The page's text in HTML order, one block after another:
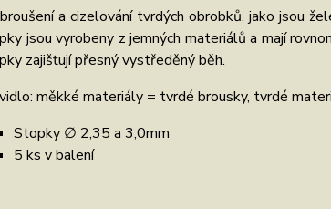
a cizelování tvrdých obrobků, jako jsou
jsou vyrobeny z jemných materiálů a mají
zajišťují přesný vystředěný běh.
měkké materiály = tvrdé brousky, tvrdé
Stopky ∅ 2,35 a 3,0mm
5 ks v balení